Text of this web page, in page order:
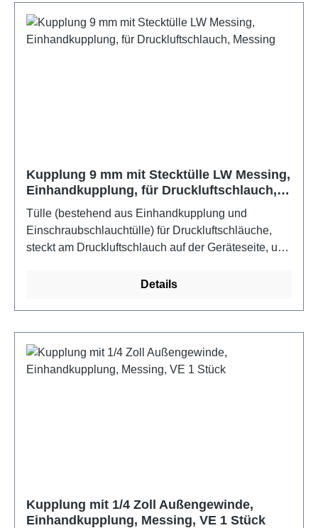
Kupplung 9 mm mit Stecktülle LW Messing,
Einhandkupplung, für Druckluftschlauch,
Messing
Tülle (bestehend aus Einhandkupplung und
Einschraubschlauchtülle) für Druckluftschläuche,
steckt am Druckluftschlauch auf der Geräteseite, um
Details
Kupplung mit 1/4 Zoll Außengewinde,
Einhandkupplung, Messing, VE 1 Stück